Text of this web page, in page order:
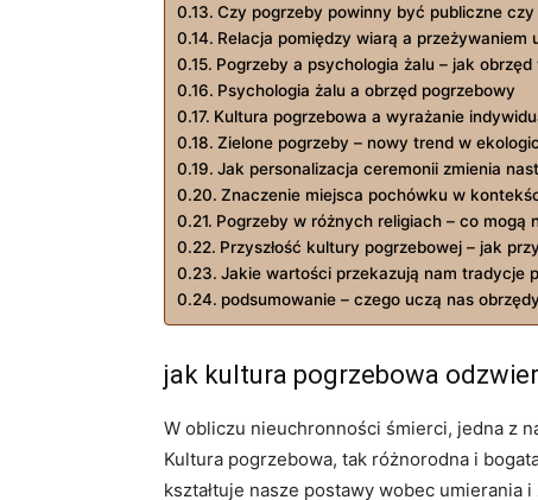
Czy pogrzeby powinny być publiczne
Relacja pomiędzy wiarą a przeżywaniem
Pogrzeby a psychologia żalu – jak obrzęd
Psychologia żalu a obrzęd pogrzebowy
Kultura pogrzebowa a wyrażanie
Zielone pogrzeby – nowy trend w
Jak personalizacja ceremonii zmienia
Znaczenie miejsca pochówku w
Pogrzeby w różnych religiach – co mogą
Przyszłość kultury pogrzebowej – jak
Jakie wartości przekazują nam tradycje
podsumowanie – czego uczą nas
jak kultura pogrzebowa
W obliczu nieuchronności śmierci, jedna z
Kultura pogrzebowa, tak różnorodna i
kształtuje nasze postawy wobec umierania